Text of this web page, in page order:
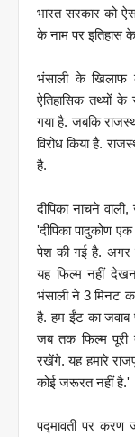
भारत सरकार को
के नाम पर इतिहास
भंसाली के खिलाफ
ऐतिहासिक तथ्यों
गया है. जबकि
विरोध किया है.
है.
दीपिका नाचने
'दीपिका पादुकोण
पेश की गई है. अगर
यह फिल्म नहीं
भंसाली ने 3 मिनट
है. हम ईंट का जवाब
जब तक फिल्म पूरी
रखेंगे. यह हमारे
कोई जरूरत नहीं है.'
पद्मावती पर करण